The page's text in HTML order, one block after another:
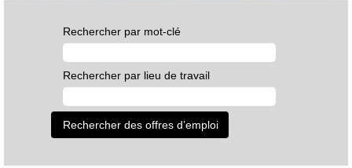
Rechercher par mot-clé
Rechercher par lieu de travail